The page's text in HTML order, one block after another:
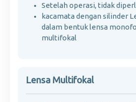
Setelah operasi, tidak
kacamata dengan silinder
dalam bentuk lensa
multifokal
Lensa Multifokal